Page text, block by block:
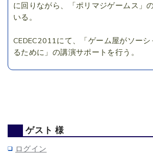
に回りながら、「ポリマジゲームス」
いる。
CEDEC2011にて、「ゲーム屋がソー
るために」の講演サポートを行う。
ゲスト 様
ログイン